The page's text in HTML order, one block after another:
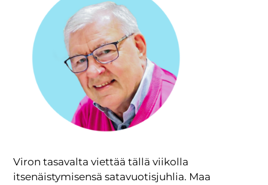
Viron tasavalta viettää tällä viikolla
itsenäistymisensä satavuotisjuhlia. Maa